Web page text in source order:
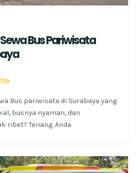
Bus Pariwisata
Bus pariwisata di Surabaya yang
busnya nyaman, dan
ribet? Tenang. Anda